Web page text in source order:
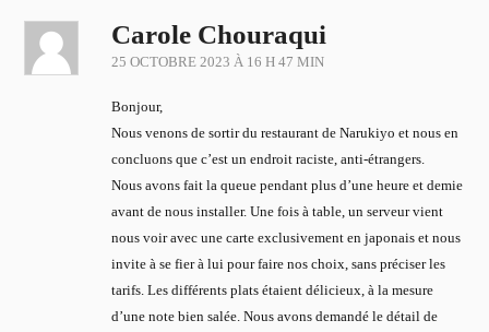
Carole Chouraqui
25 OCTOBRE 2023 À 16 H 47 MIN
Bonjour,
Nous venons de sortir du restaurant de Narukiyo et nous en
concluons que c’est un endroit raciste, anti-étrangers.
Nous avons fait la queue pendant plus d’une heure et demie
avant de nous installer. Une fois à table, un serveur vient
nous voir avec une carte exclusivement en japonais et nous
invite à se fier à lui pour faire nos choix, sans préciser les
tarifs. Les différents plats étaient délicieux, à la mesure
d’une note bien salée. Nous avons demandé le détail de